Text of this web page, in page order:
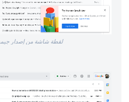
لقطة شاشة من إصدار